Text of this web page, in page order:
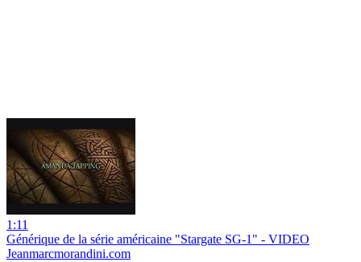
1:11
Générique de la série américaine "Stargate SG-1" - VIDEO
Jeanmarcmorandini.com